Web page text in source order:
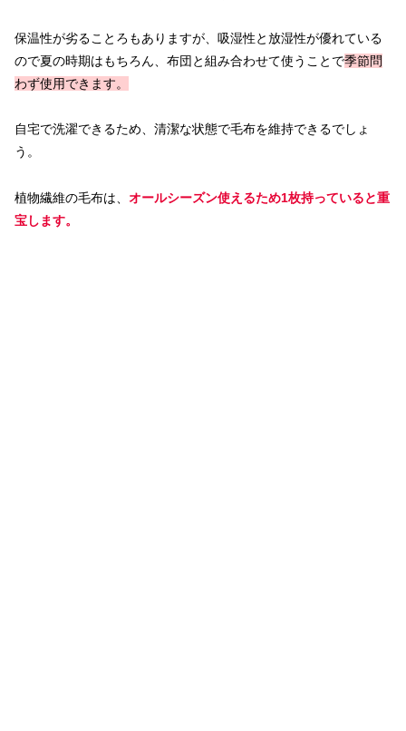
保温性が劣ることろもありますが、吸湿性と放湿性が優れている
ので夏の時期はもちろん、布団と組み合わせて使うことで季節問
わず使用できます。
自宅で洗濯できるため、清潔な状態で毛布を維持できるでしょ
う。
植物繊維の毛布は、 オールシーズン使えるため1枚持っていると重
宝します。